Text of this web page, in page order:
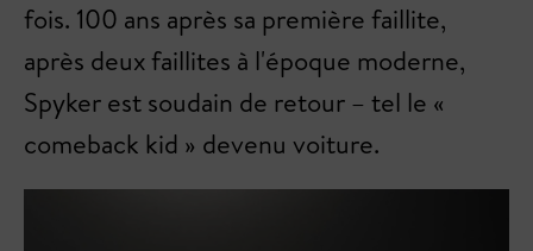
fois. 100 ans après sa première faillite,
après deux faillites à l'époque moderne,
Spyker est soudain de retour – tel le «
comeback kid » devenu voiture.